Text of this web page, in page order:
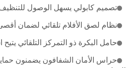
تصميم كابولي يسهل الوصول
نظام لصق الأفلام تلقائي لضمان
حامل البكرة ذو التمركز التلقائي
حراس الأمان الشفافون يضمنون